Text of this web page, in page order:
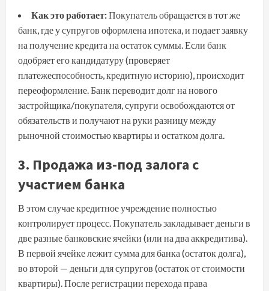
Как это работает:Покупатель обращается в тот же
банк, где у супругов оформлена ипотека, и подает заявку
на получение кредита на остаток суммы. Если банк
одобряет его кандидатуру (проверяет
платежеспособность, кредитную историю), происходит
переоформление. Банк переводит долг на нового
застройщика/покупателя, супруги освобождаются от
обязательств и получают на руки разницу между
рыночной стоимостью квартиры и остатком долга.
3. Продажа из-под залога с
участием банка
В этом случае кредитное учреждение полностью
контролирует процесс. Покупатель закладывает деньги в
две разные банковские ячейки (или на два аккредитива).
В первой ячейке лежит сумма для банка (остаток долга),
во второй — деньги для супругов (остаток от стоимости
квартиры). После регистрации перехода права